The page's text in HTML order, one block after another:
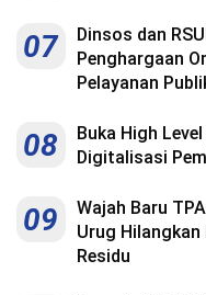
07
Dinsos dan
Penghargaan
Pelayanan
08
Buka High
Digitalisasi
09
Wajah Baru
Urug Hilangkan
Residu